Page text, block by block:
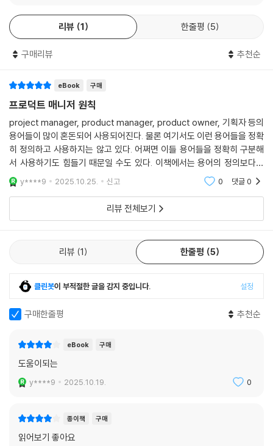
실전에서 통하는 PM·PO 원칙이 9가지나 된다고요!?
쇼펜하우어는 말합니다. “진리는 한 사람의 의해 만들어지고 창조되지 않
한다.”
쇼펜하우어의 말을 빌려 “진리는 한 사람의 의해 만들어지고 창조되지 않
는다. 원칙과 원칙이 이어져 전 인류가 도달하는 동산이다. 그것을 잊지 말
아야 한다”로 응용해봅니다. 원칙은 진리가 아닙니다. 더 많은 원칙과 원칙
이 이어져야 합니다. 이 책이 각양각색의 경험을 담은 원칙을 실은 이유이
기도 합니다. 때로는 상반되고, 겹치고, 낯선 원칙들이 이 책에 가득합니다.
그럼에도 그러한 각각의 원칙이 의미있는 이유는, 원칙과 원칙이 거부반
응과 융합이라는 소용돌이를 거쳐 우리가 자연스럽게 동산에 이르도록 돕
기 때문입니다. 그리고 자기만의 동산을 만들어야 하는 것은 온전히 독자
이 책의 대상 독자
_PM·PO를 꿈꾸는 분
_프로덕를 성장시키고 싶은 분
_조직 생활과 이직에 고민이 많으신 분
_효율적으로 일하는 방식에 고민이 많은 분
01_ 시작하는 PM을 위한 5가지 스킬 (신필수_ OP.GG Ad 스페셜리스
“PM으로 성장하고 싶다면 소통 능력, 신뢰감, 지식을 쌓으세요.”
남들이 정해주는 것을 단지 만들고 실행하기만 하는 것으로는 만족하지 못
하는 사람들이 있습니다. 내가 하면 더 잘할 것 같다거나, 직접 마음껏 해보
고 싶다는 생각일 수도 있습니다. 아마 PM을 꿈꾸는 사람들도 이런 열정과
게 될지도 모릅니다. 쓸만한 제품을 만드는 것이라는 본질에 집중하면 언
젠가 그런 기회가 올 겁니다. 현업의 PM들은 사람들의 생각과 달리 얼마나
고되고 어려운 일인지 잘 알고 있습니다. 그렇기 때문에 그 현실에 대해서
알려주려고 하고, 환상만 가지고 시작하지 않도록 주의하기도 합니다. 실
제 PM의 일은 고되고 지루한 작업의 연속입니다. 고생 끝에 보람을 얻는
직무이기 때문에, 그과정 자체를 즐길 수 있어야 오래할 수 있습니다.
이 책에서는 PM을 꿈꾸는 사람들이 그 과정에서 무엇을 익혀야 하며, 어
떻게 역량을 쌓아 가는지를 현실적으로 경험에 비추어 구체적으로 다루고
있습니다. PM의 일 자체가 어려운 일이기 때문에 책 내용도 쉽지만은 않을
다면 어쩌면 당신도 PM 적임자일 것입니다. 저자 분들의 경험과 노하우가
여러분에게 좋은 인사이트가 되길 바랍니다.
- 황리건 (원티드랩 공동창업자)
이 책은 여러 IT 서비스를 경험한 프로덕트 매니저들의 이야기입니다. 모
니다. 왜 그럴까요? 누군가는 실리콘밸리나 해외에는 기획자가 없다고 말
합니다. PM은 어떤 역할이고 PO와 PM의 관계는 어느 하나가 위 또는 아
을 다닌 후에 우리나라의 기업 문화가 어떻다고 말하는 것과 같습니다. 특
까요? 그 이유는, 이 직군이 아직 성숙하지 않아서 발굴하고 발견할 역할
리뷰 1 한줄평 5
구매리뷰 추천순
eBook 구매
프로덕트 매니저 원칙
project manager, product manager, product owner, 기획자 등의
용어들이 많이 혼돈되어 사용되어진다. 물론 여기서도 이런 용어들을 정확
히 정의하고 사용하지는 않고 있다. 어쩌면 이들 용어들을 정확히 구분해
서 사용하기도 힘들기 때문일 수도 있다. 이책에서는 용어의 정의보다는
경험을 공유하게 한다. 그리고 용어를 정희하는 것보다는 그것이 PM을 꿈
꾸는, PM인 사람들 모두에게
y****9 2025.10.25. 신고 0 댓글0
리뷰 전체보기
리뷰 1 한줄평 5
클린봇이 부적절한 글을 감지 중입니다. 설정
구매한줄평 추천순
eBook 구매
도움이되는
y****9 2025.10.19. 0
종이책 구매
읽어보기 좋아요